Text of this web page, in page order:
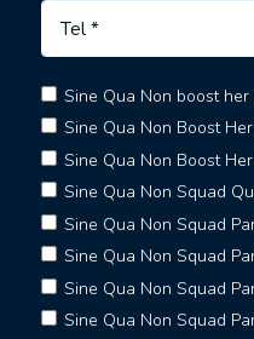
Sine Qua Non boost her
Sine Qua Non Boost
Sine Qua Non Boost
Sine Qua Non Squad
Sine Qua Non Squad
Sine Qua Non Squad
Sine Qua Non Squad
Sine Qua Non Squad